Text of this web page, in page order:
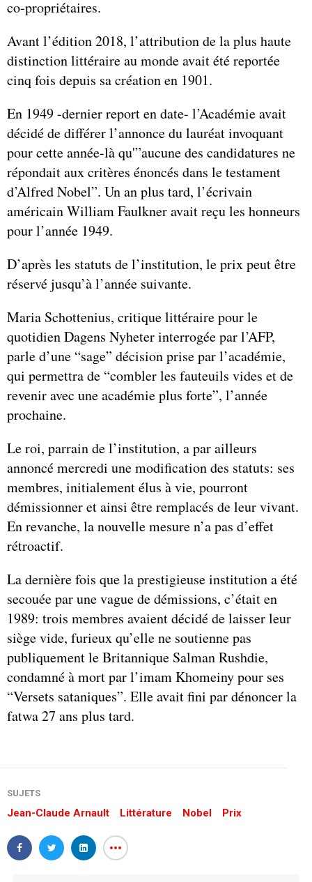
co-propriétaires.
Avant l’édition 2018, l’attribution de la plus haute
distinction littéraire au monde avait été reportée
cinq fois depuis sa création en 1901.
En 1949 -dernier report en date- l’Académie avait
décidé de différer l’annonce du lauréat invoquant
pour cette année-là qu'”aucune des candidatures ne
répondait aux critères énoncés dans le testament
d’Alfred Nobel”. Un an plus tard, l’écrivain
américain William Faulkner avait reçu les honneurs
pour l’année 1949.
D’après les statuts de l’institution, le prix peut être
réservé jusqu’à l’année suivante.
Maria Schottenius, critique littéraire pour le
quotidien Dagens Nyheter interrogée par l’AFP,
parle d’une “sage” décision prise par l’académie,
qui permettra de “combler les fauteuils vides et de
revenir avec une académie plus forte”, l’année
prochaine.
Le roi, parrain de l’institution, a par ailleurs
annoncé mercredi une modification des statuts: ses
membres, initialement élus à vie, pourront
démissionner et ainsi être remplacés de leur vivant.
En revanche, la nouvelle mesure n’a pas d’effet
rétroactif.
La dernière fois que la prestigieuse institution a été
secouée par une vague de démissions, c’était en
1989: trois membres avaient décidé de laisser leur
siège vide, furieux qu’elle ne soutienne pas
publiquement le Britannique Salman Rushdie,
condamné à mort par l’imam Khomeiny pour ses
“Versets sataniques”. Elle avait fini par dénoncer la
fatwa 27 ans plus tard.
SUJETS
Jean-Claude Arnault Littérature Nobel Prix